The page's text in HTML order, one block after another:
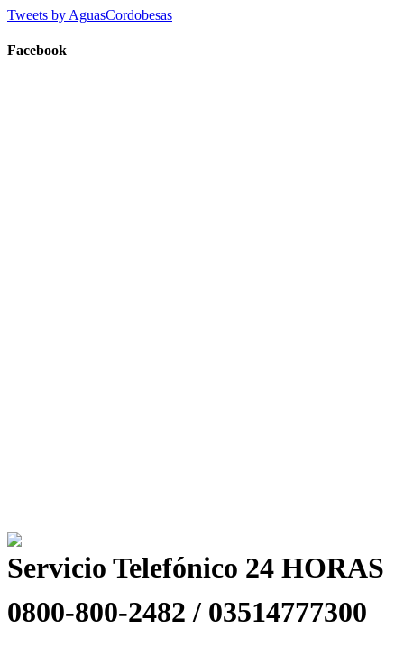
Tweets by AguasCordobesas
Facebook
Servicio Telefónico 24 HORAS
0800-800-2482 / 03514777300